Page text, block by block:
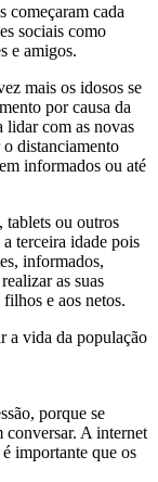
começaram cada
sociais como
e amigos.
mais os idosos se
por causa da
lidar com as novas
distanciamento
informados ou até
tablets ou outros
terceira idade pois
informados,
as suas
e aos netos.
a vida da população
porque se
conversar. A internet
importante que os